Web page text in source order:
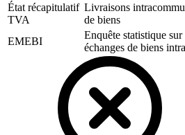
État récapitulatif
TVA
Livraisons
de biens
EMEBI
Enquête statistique sur
échanges de biens